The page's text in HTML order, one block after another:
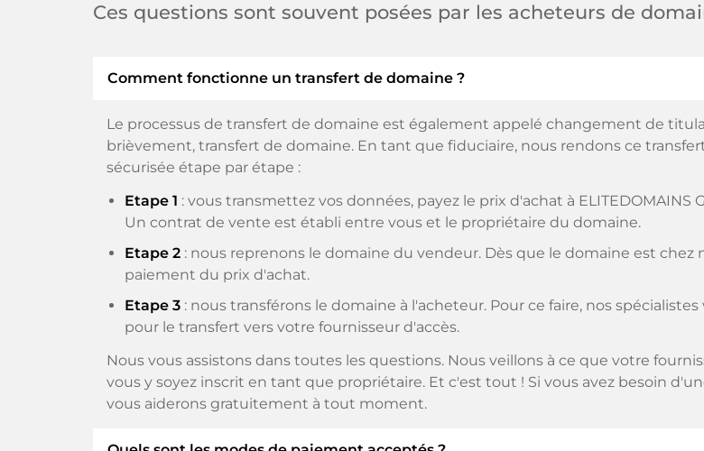
Ces questions sont souvent posées par les acheteurs de
Comment fonctionne un transfert de domaine ?
Le processus de transfert de domaine est également appelé changement de
brièvement, transfert de domaine. En tant que fiduciaire, nous rendons ce
sécurisée étape par étape :
Etape 1 : vous transmettez vos données, payez le prix d'achat à
Un contrat de vente est établi entre vous et le propriétaire du domaine.
Etape 2 : nous reprenons le domaine du vendeur. Dès que le domaine est
paiement du prix d'achat.
Etape 3 : nous transférons le domaine à l'acheteur. Pour ce faire, nos
pour le transfert vers votre fournisseur d'accès.
Nous vous assistons dans toutes les questions. Nous veillons à ce que votre
vous y soyez inscrit en tant que propriétaire. Et c'est tout ! Si vous avez besoin
vous aiderons gratuitement à tout moment.